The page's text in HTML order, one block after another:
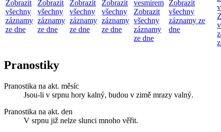
Zobrazit
všechny
záznamy
ze dne
Zobrazit
všechny
záznamy
ze dne
Zobrazit
všechny
záznamy
ze dne
Zobrazit
všechny
záznamy
ze dne
vesmírem
Zobrazit
všechny
záznamy
ze dne
Zobrazit
všechny
záznamy ze
dne
Pranostiky
Pranostika na akt. měsíc
Jsou-li v srpnu hory kalný, budou v zimě mrazy valný.
Pranostika na akt. den
V srpnu již nelze slunci mnoho věřit.